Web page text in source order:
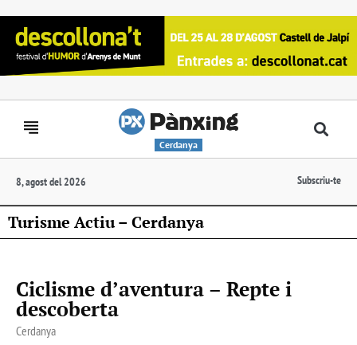
Cerdanya
8, agost del 2026 Subscriu-te
Turisme Actiu – Cerdanya
Ciclisme d’aventura – Repte i
descoberta
Cerdanya